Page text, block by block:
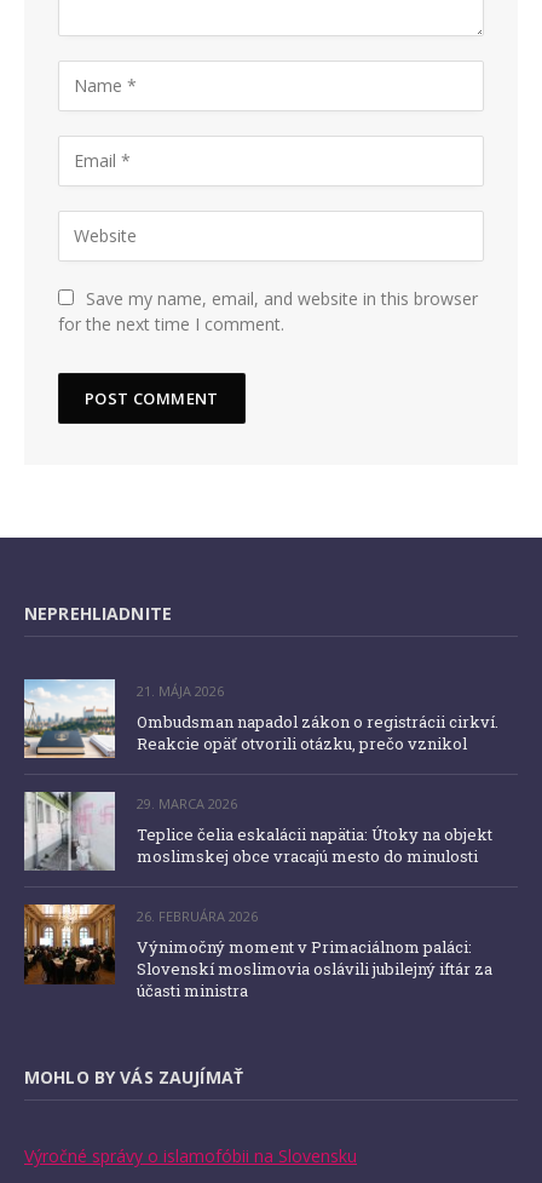
Save my name, email, and website in this browser
for the next time I comment.
NEPREHLIADNITE
21. MÁJA 2026
Ombudsman napadol zákon o registrácii cirkví.
Reakcie opäť otvorili otázku, prečo vznikol
29. MARCA 2026
Teplice čelia eskalácii napätia: Útoky na objekt
moslimskej obce vracajú mesto do minulosti
26. FEBRUÁRA 2026
Výnimočný moment v Primaciálnom paláci:
Slovenskí moslimovia oslávili jubilejný iftár za
účasti ministra
MOHLO BY VÁS ZAUJÍMAŤ
Výročné správy o islamofóbii na Slovensku